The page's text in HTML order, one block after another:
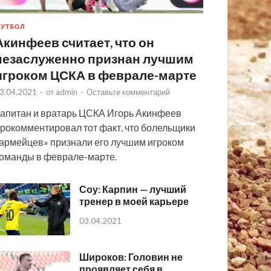
считает, что он
признан лучшим
ЦСКА в феврале-марте
- от admin - Оставьте комментарий
и вратарь ЦСКА Игорь Акинфеев
тот факт, что болельщики
признали его лучшим игроком
в феврале-марте.
Соу: Карпин — лучший
тренер в моей карьере
03.04.2021
Широков: Головин не